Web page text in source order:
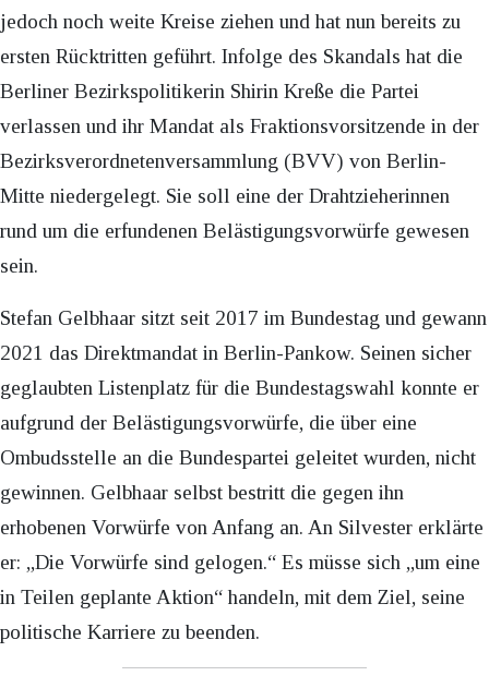
jedoch noch weite Kreise ziehen und hat nun bereits zu
ersten Rücktritten geführt. Infolge des Skandals hat die
Berliner Bezirkspolitikerin Shirin Kreße die Partei
verlassen und ihr Mandat als Fraktionsvorsitzende in der
Bezirksverordnetenversammlung (BVV) von Berlin-
Mitte niedergelegt. Sie soll eine der Drahtzieherinnen
rund um die erfundenen Belästigungsvorwürfe gewesen
sein.
Stefan Gelbhaar sitzt seit 2017 im Bundestag und gewann
2021 das Direktmandat in Berlin-Pankow. Seinen sicher
geglaubten Listenplatz für die Bundestagswahl konnte er
aufgrund der Belästigungsvorwürfe, die über eine
Ombudsstelle an die Bundespartei geleitet wurden, nicht
gewinnen. Gelbhaar selbst bestritt die gegen ihn
erhobenen Vorwürfe von Anfang an. An Silvester erklärte
er: „Die Vorwürfe sind gelogen.“ Es müsse sich „um eine
in Teilen geplante Aktion“ handeln, mit dem Ziel, seine
politische Karriere zu beenden.